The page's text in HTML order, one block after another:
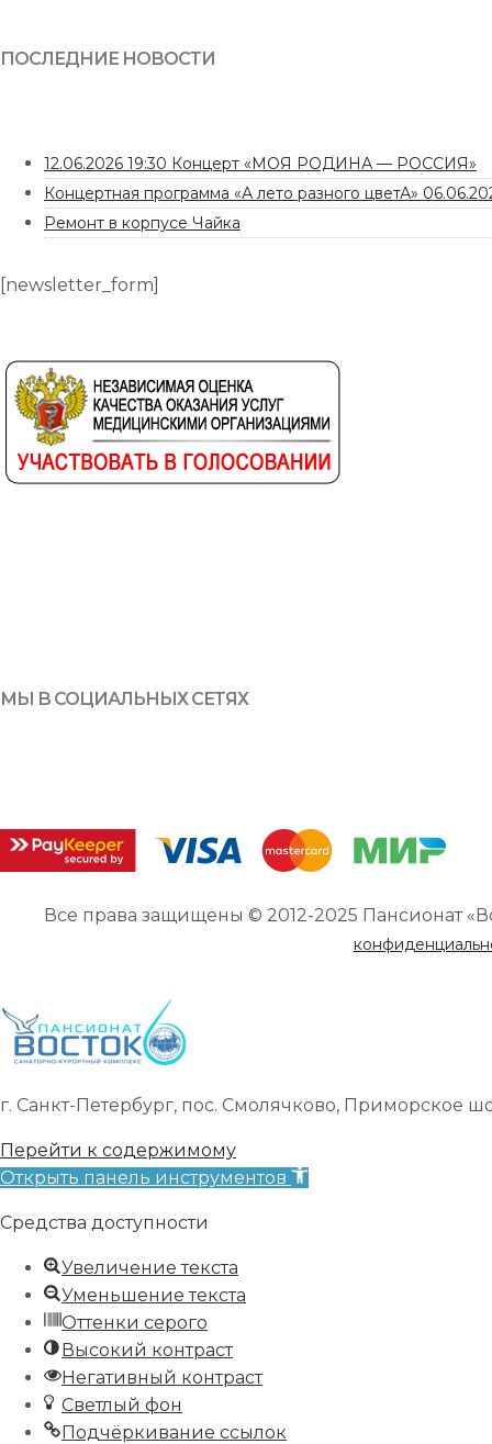
ПОСЛЕДНИЕ НОВОСТИ
12.06.2026 19:30 Концерт «МОЯ РОДИНА — РОССИЯ»
Концертная программа «А лето разного цветА»
Ремонт в корпусе Чайка
[newsletter_form]
МЫ В СОЦИАЛЬНЫХ СЕТЯХ
Все права защищены © 2012-2025 Пансионат
г. Санкт-Петербург, пос. Смолячково, Приморское
Перейти к содержимому
Открыть панель инструментов
Средства доступности
Увеличение текста
Уменьшение текста
Оттенки серого
Высокий контраст
Негативный контраст
Светлый фон
Подчёркивание ссылок